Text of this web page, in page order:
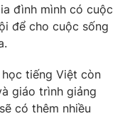
đình mình có cuộc
để cho cuộc sống
tiếng Việt còn
giáo trình giảng
có thêm nhiều